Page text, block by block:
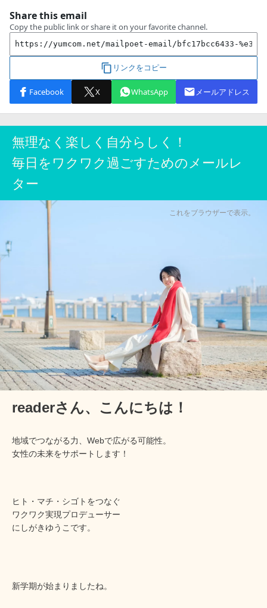
無理なく楽しく自分らしく！
毎日をワクワク過ごすためのメールレ
ター
これをブラウザーで表示。
readerさん、 こんにちは！
地域でつながる力、Webで広がる可能性。
女性の未来をサポートします！
ヒト・マチ・シゴトをつなぐ
ワクワク実現プロデューサー
にしがきゆうこです。
新学期が始まりましたね。